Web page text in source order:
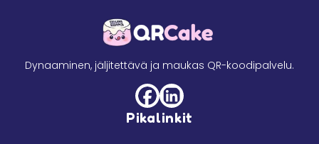
Dynaaminen, jäljitettävä ja maukas QR-koodipalvelu.
Pikalinkit